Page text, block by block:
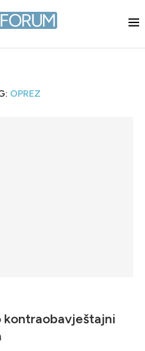
OPREZ
kontraobavještajni